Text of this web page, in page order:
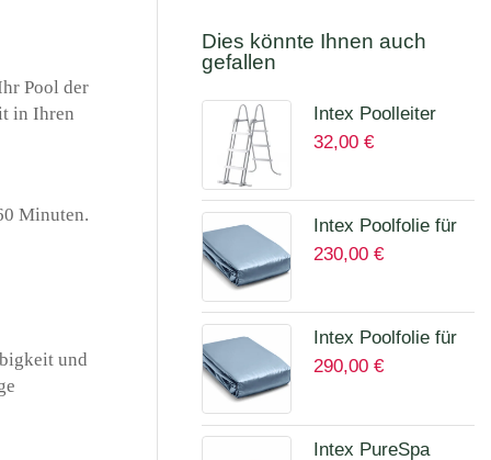
Pool der
in Ihren
Minuten.
und
Dies könnte Ihnen auch
gefallen
Intex Poolleiter
höhe bis 107 cm
32,00€
Intex Poolfolie für
Prism Quadra 400
12135A
230,00€
Intex Poolfolie für
Prism Frame Ø
Art.12457A
290,00€
Intex PureSpa